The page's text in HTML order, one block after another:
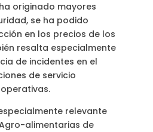
originado mayores
se ha podido
en los precios de los
resalta especialmente
de incidentes en el
de servicio
relevante
alimentarias de